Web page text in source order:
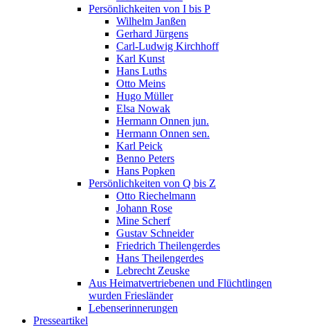
Persönlichkeiten von I bis P
Wilhelm Janßen
Gerhard Jürgens
Carl-Ludwig Kirchhoff
Karl Kunst
Hans Luths
Otto Meins
Hugo Müller
Elsa Nowak
Hermann Onnen jun.
Hermann Onnen sen.
Karl Peick
Benno Peters
Hans Popken
Persönlichkeiten von Q bis Z
Otto Riechelmann
Johann Rose
Mine Scherf
Gustav Schneider
Friedrich Theilengerdes
Hans Theilengerdes
Lebrecht Zeuske
Aus Heimatvertriebenen und Flüchtlingen
wurden Friesländer
Lebenserinnerungen
Presseartikel